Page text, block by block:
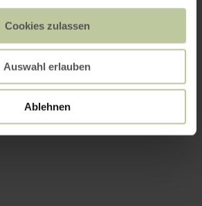
Cookies zulassen
Auswahl erlauben
Ablehnen